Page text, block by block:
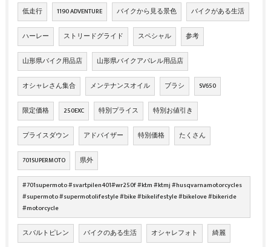
低走行 1190 ADVENTURE バイクから見る景色 バイクがある生活
ハーレー ストリードグライド スペシャル 参考
山形県バイク用品店 山形県バイクアパレル用品店
オシャレさん集合 メンテナンスオイル ブラシ SV650
限定価格 250EXC 特別プライス 特別お値引き
プライスダウン アドバイザー 特別価格 たくさん
701SUPERMOTO 県外
#701supermoto #svartpilen401#wr250f #ktm #ktmj #husqvarnamotorcycles
#supermoto #supermotolifestyle #bike #bikelifestyle #bikelove #bikeride
#motorcycle
スバルトピレン バイクのある生活 オシャレフォト 綺麗